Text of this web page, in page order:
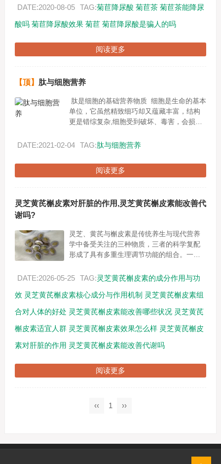
食...
DATE:2020-08-05 TAG:菊苣降尿酸 菊苣茶 菊苣茶能降尿
酸吗 菊苣降尿酸效果 菊苣 菊苣降尿酸是骗人的吗
阅读更多
【顶】 肽与细胞营养
肽是细胞的基础营养物质 细胞是生命的基本
单位，它虽然精致细巧却又蕴藏丰富，结构
更是错综复杂,细胞受到破坏、毒害，会损害
就是--------...
DATE:2021-02-04 TAG:肽与细胞营养
阅读更多
灵芝黄芪槲皮素对肝脏的作用,灵芝黄芪槲皮素能改善代
谢吗?
灵芝、黄芪与槲皮素是传统养生与现代营养
学中备受关注的三种物质，三者的科学复配
形成了具有多重生理调节功能的组合。一、
DATE:2026-05-25 TAG:灵芝黄芪槲皮素的成分作用与功
效 灵芝黄芪槲皮素核心成分与作用机制 灵芝黄芪槲皮素组
合对人体的好处 灵芝黄芪槲皮素能改善哪些状况 灵芝黄芪
槲皮素适宜人群 灵芝黄芪槲皮素效果怎么样 灵芝黄芪槲皮
素对肝脏的作用 灵芝黄芪槲皮素能改善代谢吗
阅读更多
‹‹ 1 ››